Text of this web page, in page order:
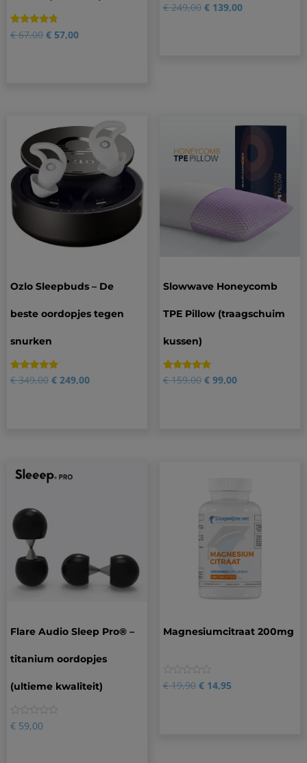
Gewaardeerd
4.50
2
€67,00 € 57,00
Gewaardeerd
5.00
1
€249,00 €139,00
Ozlo Sleepbuds – De
beste oordopjes tegen
snurken
Gewaardeerd
5.00
4
€349,00 € 249,00
Slowwave Honeycomb
TPE Pillow (traagschuim
kussen)
Gewaardeerd
4.87
45
€159,00 €99,00
Flare Audio Sleep Pro® –
titanium oordopjes
(ultieme kwaliteit)
0
€ 59,00
Magnesiumcitraat 200mg
0
€19,90 €14,95